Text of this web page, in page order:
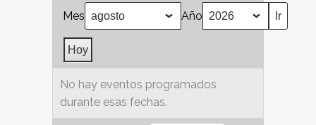
Mes Año
Hoy
No hay eventos programados
durante esas fechas.